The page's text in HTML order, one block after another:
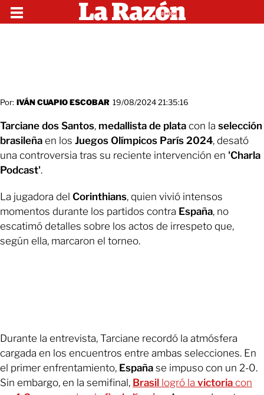
Por: IVÁN CUAPIO ESCOBAR 19/08/2024 21:35:16
Tarciane dos Santos, medallista de plata con la selección
brasileña en los Juegos Olímpicos París 2024, desató
una controversia tras su reciente intervención en 'Charla
Podcast'.
La jugadora del Corinthians, quien vivió intensos
momentos durante los partidos contra España, no
escatimó detalles sobre los actos de irrespeto que,
según ella, marcaron el torneo.
Durante la entrevista, Tarciane recordó la atmósfera
cargada en los encuentros entre ambas selecciones. En
el primer enfrentamiento, España se impuso con un 2-0.
Sin embargo, en la semifinal, Brasil logró la victoria con